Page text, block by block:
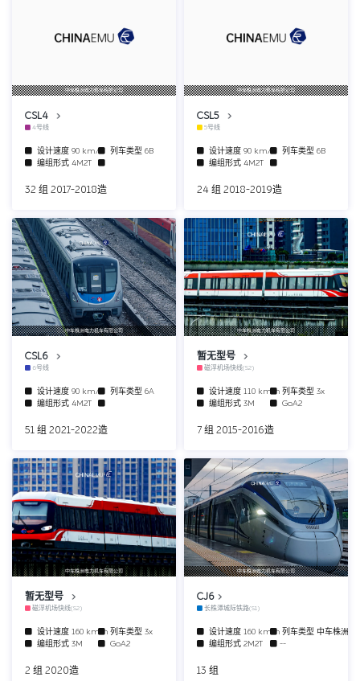
中车株洲电力机车有限公司
CSL4
4号线
设计速度 90 km/h 列车类型 6B
编组形式 4M2T
32 组 2017-2018造
中车株洲电力机车有限公司
CSL5
5号线
设计速度 90 km/h 列车类型 6B
编组形式 4M2T
24 组 2018-2019造
中车株洲电力机车有限公司
CSL6
6号线
设计速度 90 km/h 列车类型 6A
编组形式 4M2T
51 组 2021-2022造
中车株洲电力机车有限公司
暂无型号
磁浮机场快线(S2)
设计速度 110 km/h列车类型 3x
编组形式 3M GoA2
7 组 2015-2016造
中车株洲电力机车有限公司
暂无型号
磁浮机场快线(S2)
设计速度 160 km/h列车类型 3x
编组形式 3M GoA2
2 组 2020造
中车株洲电力机车有限公司
CJ6
长株潭城际铁路(S1)
设计速度 160 km/h列车类型 中车株洲
编组形式 2M2T --
13 组